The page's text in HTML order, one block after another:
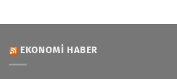
EKONOMI HABER